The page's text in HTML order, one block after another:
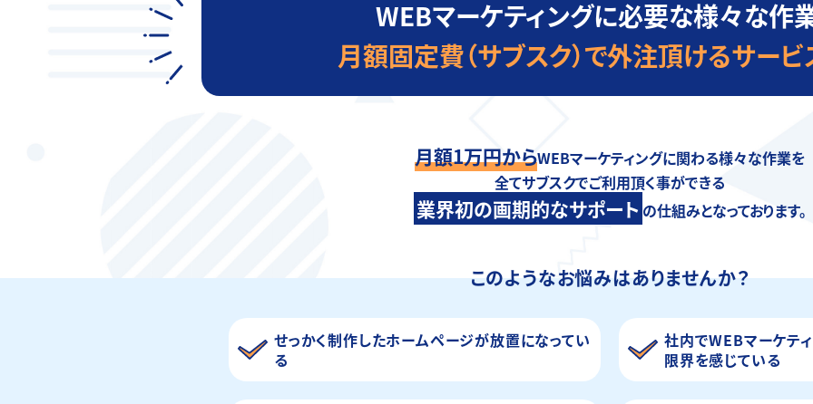
WEBマーケティングに必要な様々な作
月額固定費（サブスク）で外注頂けるサービ
月額1万円からWEBマーケティングに関わる様々な作業を
全てサブスクでご利用頂く事ができる
業界初の画期的なサポート の仕組みとなっております。
このようなお悩みはありませんか？
せっかく制作したホームページが放置になってい
る
社内でWEBマーケテ
限界を感じている